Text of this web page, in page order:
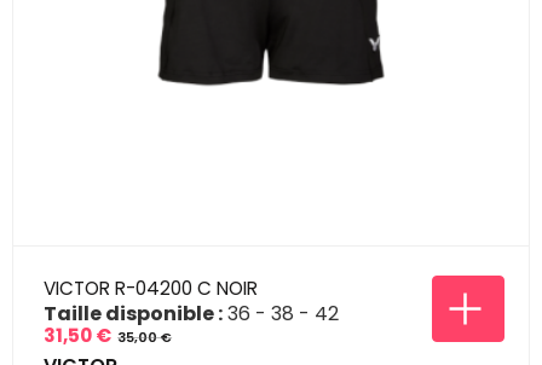
VICTOR R-04200 C NOIR
Prix
31,50 €
Prix
35,00 €
Taille disponible :36 38
42